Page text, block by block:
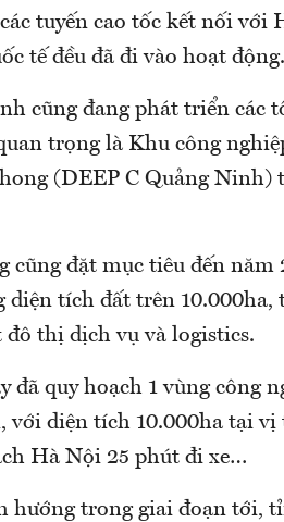
tuyến cao tốc kết nối với
tế đều đã đi vào hoạt động.
cũng đang phát triển các
trọng là Khu công
(DEEP C Quảng Ninh)
đặt mục tiêu đến năm
tích đất trên 10.000ha,
đô thị dịch vụ và logistics.
đã quy hoạch 1 vùng công
với diện tích 10.000ha tại
Hà Nội 25 phút đi xe…
hướng trong giai đoạn tới,